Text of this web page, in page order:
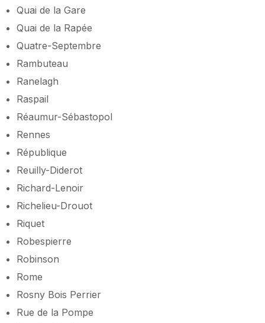
Quai de la Gare
Quai de la Rapée
Quatre-Septembre
Rambuteau
Ranelagh
Raspail
Réaumur-Sébastopol
Rennes
République
Reuilly-Diderot
Richard-Lenoir
Richelieu-Drouot
Riquet
Robespierre
Robinson
Rome
Rosny Bois Perrier
Rue de la Pompe